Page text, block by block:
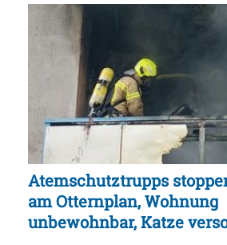
Atemschutztrupps
am Otternplan, Wohnung
unbewohnbar, Katze